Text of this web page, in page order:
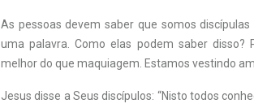
As pessoas devem saber que somos
uma palavra. Como elas podem saber disso?
melhor do que maquiagem. Estamos vestindo
Jesus disse a Seus discípulos: “Nisto todos